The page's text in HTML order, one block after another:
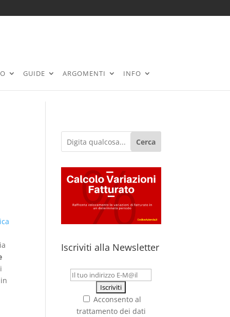
GUIDE ARGOMENTI INFO
Cerca
Iscriviti alla Newsletter
Acconsento al
trattamento dei dati